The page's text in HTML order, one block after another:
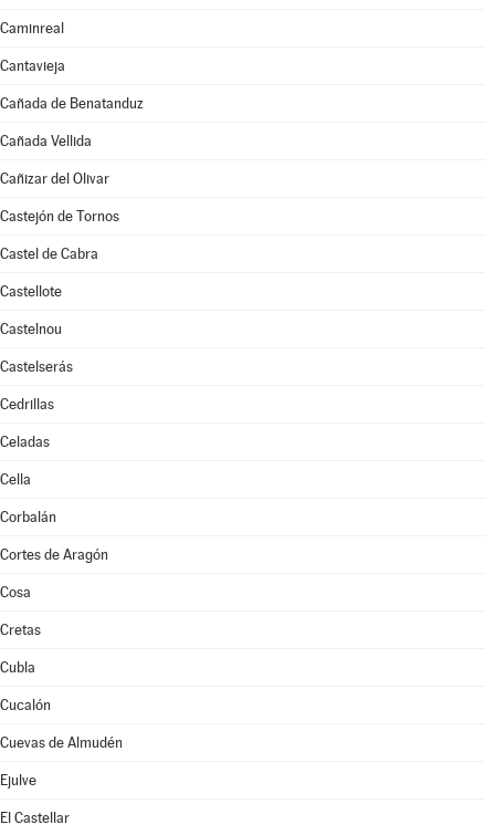
Caminreal
Cantavieja
Cañada de Benatanduz
Cañada Vellida
Cañizar del Olivar
Castejón de Tornos
Castel de Cabra
Castellote
Castelnou
Castelserás
Cedrillas
Celadas
Cella
Corbalán
Cortes de Aragón
Cosa
Cretas
Cubla
Cucalón
Cuevas de Almudén
Ejulve
El Castellar